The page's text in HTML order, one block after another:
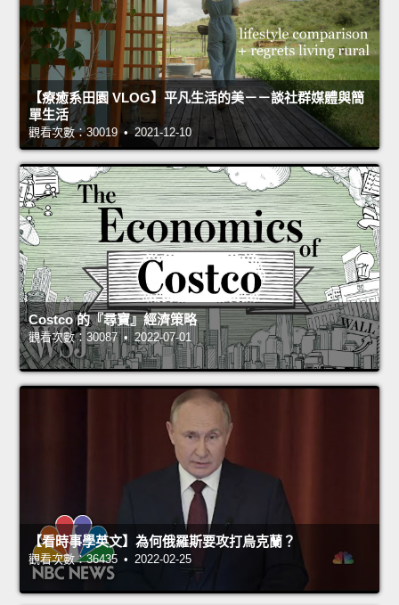
【療癒系田園 VLOG】平凡生活的美－－談社群媒體與簡
單生活
觀看次數：30019 • 2021-12-10
Costco 的『尋寶』經濟策略
觀看次數：30087 • 2022-07-01
【看時事學英文】為何俄羅斯要攻打烏克蘭？
觀看次數：36435 • 2022-02-25